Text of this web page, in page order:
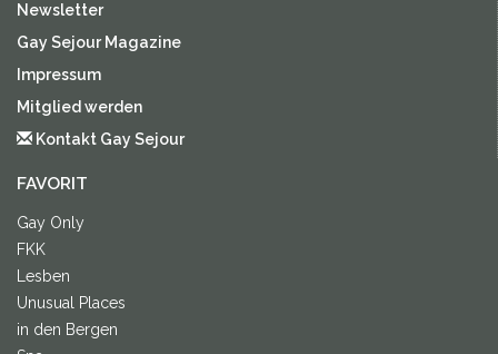
Newsletter
Gay Sejour Magazine
Impressum
Mitglied werden
Kontakt Gay Sejour
FAVORIT
Gay Only
FKK
Lesben
Unusual Places
in den Bergen